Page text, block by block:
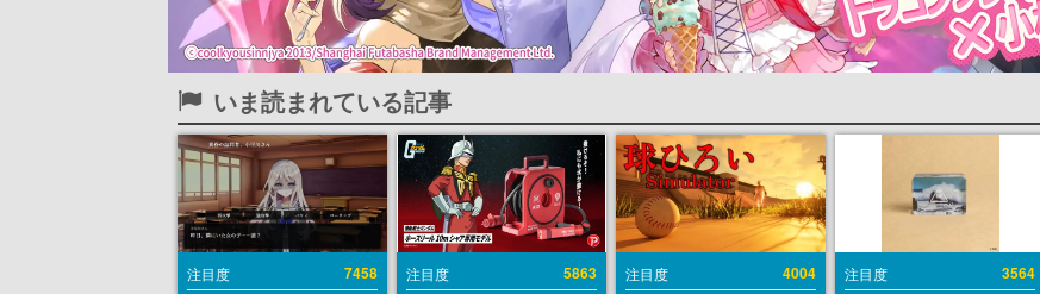
いま読まれている記事
注目度 7458 注目度 5863 注目度 4004 注目度 3564